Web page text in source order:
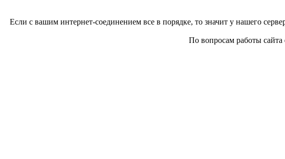
Если с вашим интернет-соединением все в порядке, то значит у нашего
По вопросам работы